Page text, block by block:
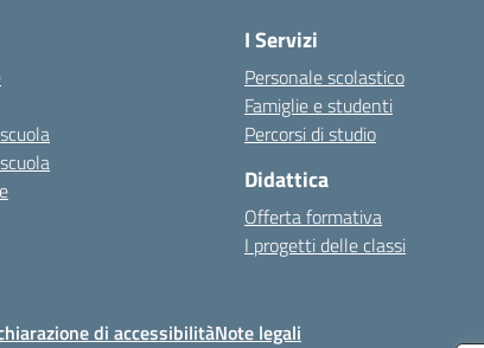
I Servizi
Personale scolastico
Famiglie e studenti
Percorsi di studio
Didattica
Offerta formativa
I progetti delle classi
di accessibilitàNote legali